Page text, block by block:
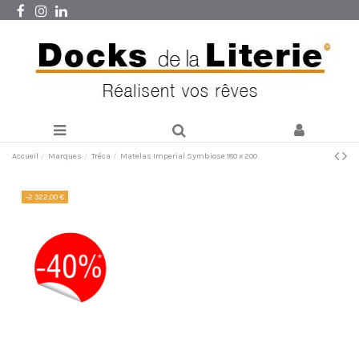
Accueil Marques Tréca Matelas Imperial Symbiose 180 x 200
-2 322,00 €